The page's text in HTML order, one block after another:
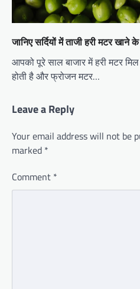
जानिए सर्दियों में ताजी हरी मटर खाने
आपको पूरे साल बाजार में हरी मटर
होती है और फ्रोजन मटर…
Leave a Reply
Your email address will not be
marked *
Comment *